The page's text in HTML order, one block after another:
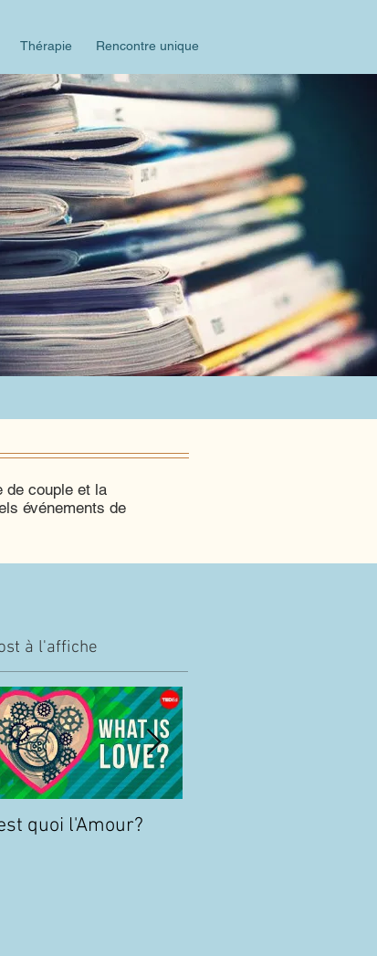
Thérapie Rencontre unique
de couple et la
événements de
à l'affiche
quoi l'Amour?